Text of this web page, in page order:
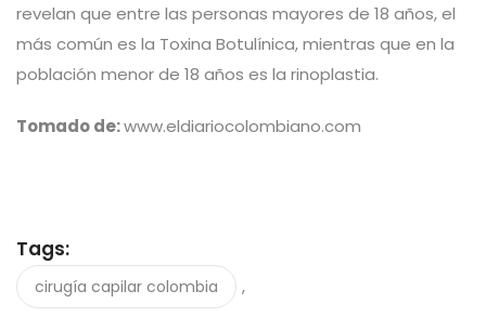
revelan que entre las personas mayores de 18 años, el
más común es la Toxina Botulínica, mientras que en la
población menor de 18 años es la rinoplastia.
Tomado de:www.eldiariocolombiano.com
Tags:
cirugía capilar colombia ,